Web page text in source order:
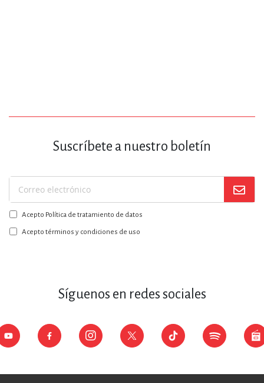
Suscríbete a nuestro boletín
Suscríbase
a
nuestro
boletín:
Acepto Política de tratamiento de datos
Acepto términos y condiciones de uso
Síguenos en redes sociales